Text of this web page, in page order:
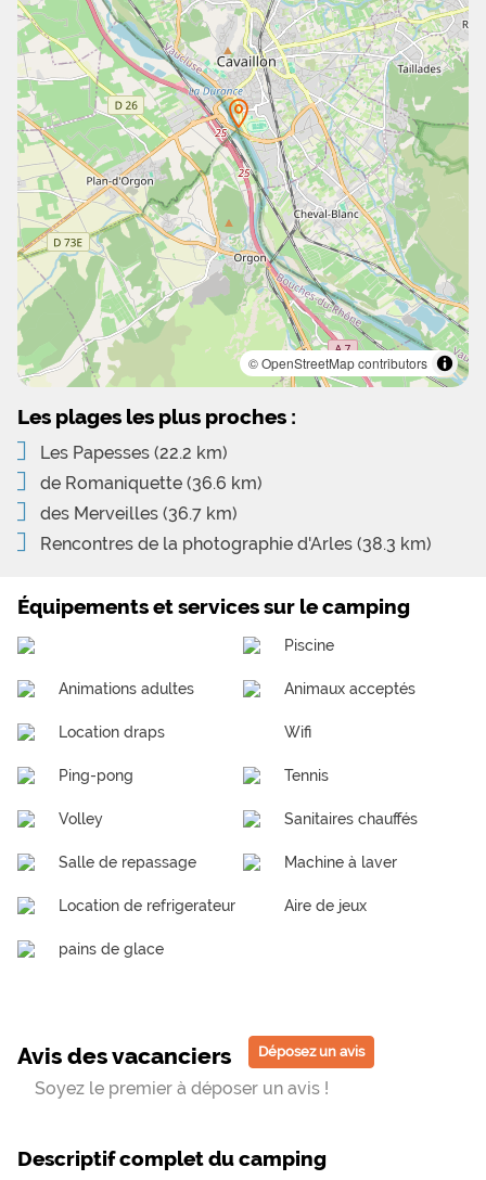
© OpenStreetMap contributors
Les plages les plus proches :
Les Papesses (22.2 km)
de Romaniquette (36.6 km)
des Merveilles (36.7 km)
Rencontres de la photographie d'Arles (38.3 km)
Équipements et services sur le camping
Piscine
Animations adultes Animaux acceptés
Location draps Wifi
Ping-pong Tennis
Volley Sanitaires chauffés
Salle de repassage Machine à laver
Location de refrigerateur Aire de jeux
pains de glace
Avis des vacanciers Déposez un avis
Soyez le premier à déposer un avis !
Descriptif complet du camping